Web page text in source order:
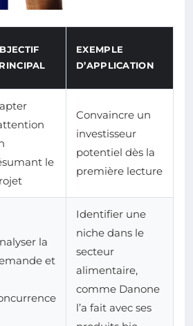
EXEMPLE
D’APPLICATION
le
Convaincre un
investisseur
potentiel dès la
première lecture
la
et
Identifier une
niche dans le
secteur
alimentaire,
comme Danone
l’a fait avec ses